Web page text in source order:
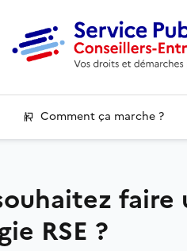
Comment ça marche ?
RSE ?